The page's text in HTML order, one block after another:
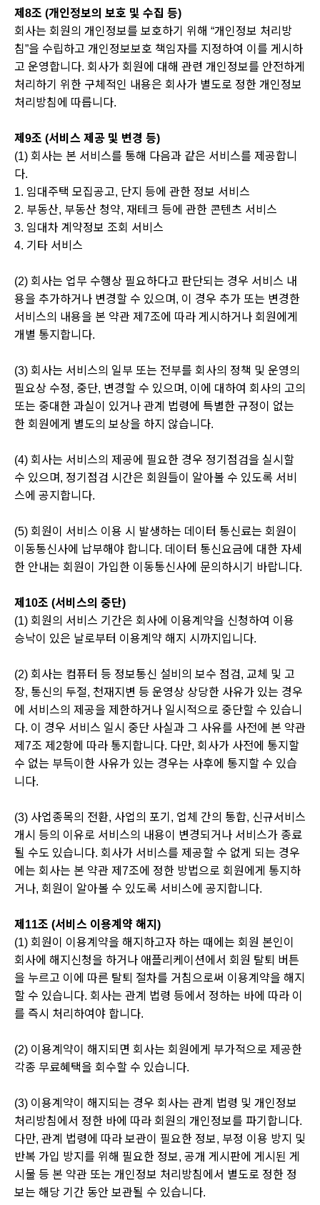
제8조 (개인정보의 보호 및 수집 등)
회사는 회원의 개인정보를 보호하기 위해 “개인정보 처리방
침”을 수립하고 개인정보보호 책임자를 지정하여 이를 게시하
고 운영합니다. 회사가 회원에 대해 관련 개인정보를 안전하게
처리하기 위한 구체적인 내용은 회사가 별도로 정한 개인정보
처리방침에 따릅니다.
제9조 (서비스 제공 및 변경 등)
(1) 회사는 본 서비스를 통해 다음과 같은 서비스를 제공합니
다.
1. 임대주택 모집공고, 단지 등에 관한 정보 서비스
2. 부동산, 부동산 청약, 재테크 등에 관한 콘텐츠 서비스
3. 임대차 계약정보 조회 서비스
4. 기타 서비스
(2) 회사는 업무 수행상 필요하다고 판단되는 경우 서비스 내
용을 추가하거나 변경할 수 있으며, 이 경우 추가 또는 변경한
서비스의 내용을 본 약관 제7조에 따라 게시하거나 회원에게
개별 통지합니다.
(3) 회사는 서비스의 일부 또는 전부를 회사의 정책 및 운영의
필요상 수정, 중단, 변경할 수 있으며, 이에 대하여 회사의 고의
또는 중대한 과실이 있거나 관계 법령에 특별한 규정이 없는
한 회원에게 별도의 보상을 하지 않습니다.
(4) 회사는 서비스의 제공에 필요한 경우 정기점검을 실시할
수 있으며, 정기점검 시간은 회원들이 알아볼 수 있도록 서비
스에 공지합니다.
(5) 회원이 서비스 이용 시 발생하는 데이터 통신료는 회원이
이동통신사에 납부해야 합니다. 데이터 통신요금에 대한 자세
한 안내는 회원이 가입한 이동통신사에 문의하시기 바랍니다.
제10조 (서비스의 중단)
(1) 회원의 서비스 기간은 회사에 이용계약을 신청하여 이용
승낙이 있은 날로부터 이용계약 해지 시까지입니다.
(2) 회사는 컴퓨터 등 정보통신 설비의 보수 점검, 교체 및 고
장, 통신의 두절, 천재지변 등 운영상 상당한 사유가 있는 경우
에 서비스의 제공을 제한하거나 일시적으로 중단할 수 있습니
다. 이 경우 서비스 일시 중단 사실과 그 사유를 사전에 본 약관
제7조 제2항에 따라 통지합니다. 다만, 회사가 사전에 통지할
수 없는 부득이한 사유가 있는 경우는 사후에 통지할 수 있습
니다.
(3) 사업종목의 전환, 사업의 포기, 업체 간의 통합, 신규서비스
개시 등의 이유로 서비스의 내용이 변경되거나 서비스가 종료
될 수도 있습니다. 회사가 서비스를 제공할 수 없게 되는 경우
에는 회사는 본 약관 제7조에 정한 방법으로 회원에게 통지하
거나, 회원이 알아볼 수 있도록 서비스에 공지합니다.
제11조 (서비스 이용계약 해지)
(1) 회원이 이용계약을 해지하고자 하는 때에는 회원 본인이
회사에 해지신청을 하거나 애플리케이션에서 회원 탈퇴 버튼
을 누르고 이에 따른 탈퇴 절차를 거침으로써 이용계약을 해지
할 수 있습니다. 회사는 관계 법령 등에서 정하는 바에 따라 이
를 즉시 처리하여야 합니다.
(2) 이용계약이 해지되면 회사는 회원에게 부가적으로 제공한
각종 무료혜택을 회수할 수 있습니다.
(3) 이용계약이 해지되는 경우 회사는 관계 법령 및 개인정보
처리방침에서 정한 바에 따라 회원의 개인정보를 파기합니다.
다만, 관계 법령에 따라 보관이 필요한 정보, 부정 이용 방지 및
반복 가입 방지를 위해 필요한 정보, 공개 게시판에 게시된 게
시물 등 본 약관 또는 개인정보 처리방침에서 별도로 정한 정
보는 해당 기간 동안 보관될 수 있습니다.